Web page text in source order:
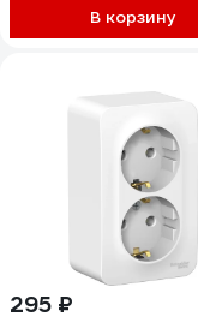
Антрацит ATN544026
В корзину
295 ₽